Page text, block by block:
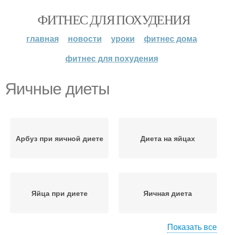
ФИТНЕС ДЛЯ ПОХУДЕНИЯ
главная новости уроки
фитнес дома
фитнес для похудения
Яичные диеты
Арбуз при яичной диете Диета на яйцах
Яйца при диете Яичная диета
Показать все